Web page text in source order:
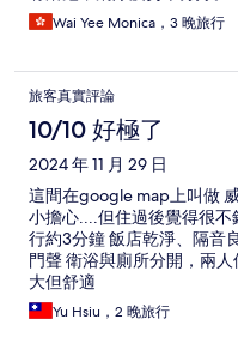
Wai Yee Monica，3 晚旅行
旅客真實評論
10/10 好極了
2024 年 11 月 29 日
這間在google map上叫做
小擔心....但住過後覺得很
行約3分鐘 飯店乾淨、隔音
門聲 衛浴與廁所分開，兩
大但舒適
Yu Hsiu，2 晚旅行